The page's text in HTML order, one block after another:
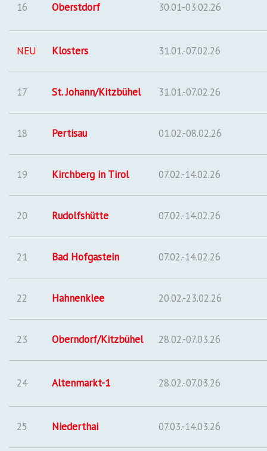
16 Oberstdorf 30.01-03.02.26
NEU Klosters 31.01.-07.02.26
17 St. Johann/Kitzbühel 31.01.-07.02.26
18 Pertisau 01.02.-08.02.26
19 Kirchberg in Tirol 07.02.-14.02.26
20 Rudolfshütte 07.02.-14.02.26
21 Bad Hofgastein 07.02.-14.02.26
22 Hahnenklee 20.02.-23.02.26
23 Oberndorf/Kitzbühel 28.02.-07.03.26
24 Altenmarkt-1 28.02.-07.03.26
25 Niederthai 07.03.-14.03.26